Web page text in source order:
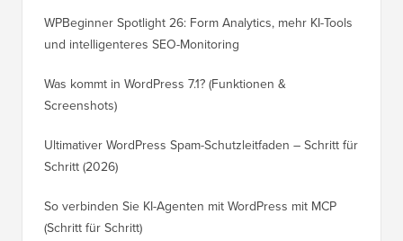
WPBeginner Spotlight 26: Form Analytics, mehr KI-Tools
und intelligenteres SEO-Monitoring
Was kommt in WordPress 7.1? (Funktionen &
Screenshots)
Ultimativer WordPress Spam-Schutzleitfaden – Schritt für
Schritt (2026)
So verbinden Sie KI-Agenten mit WordPress mit MCP
(Schritt für Schritt)